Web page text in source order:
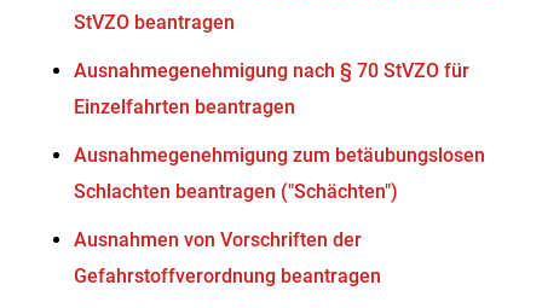
StVZO beantragen
Ausnahmegenehmigung nach § 70 StVZO für
Einzelfahrten beantragen
Ausnahmegenehmigung zum betäubungslosen
Schlachten beantragen ("Schächten")
Ausnahmen von Vorschriften der
Gefahrstoffverordnung beantragen